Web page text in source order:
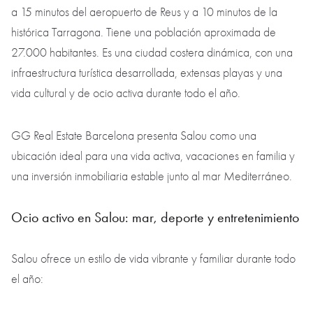
a 15 minutos del aeropuerto de Reus y a 10 minutos de la
histórica Tarragona. Tiene una población aproximada de
27.000 habitantes. Es una ciudad costera dinámica, con una
infraestructura turística desarrollada, extensas playas y una
vida cultural y de ocio activa durante todo el año.
GG Real Estate Barcelona presenta Salou como una
ubicación ideal para una vida activa, vacaciones en familia y
una inversión inmobiliaria estable junto al mar Mediterráneo.
Ocio activo en Salou: mar, deporte y entretenimiento
Salou ofrece un estilo de vida vibrante y familiar durante todo
el año: